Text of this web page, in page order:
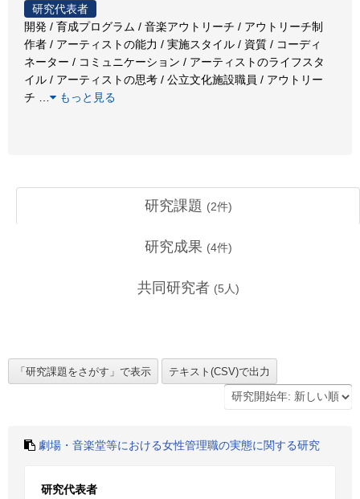
研究代表者
開発 / 育成プログラム / 音楽アウトリーチ / アウトリーチ制
作者 / アーティストの能力 / 実施スタイル / 資質 / コーディ
ネーター / コミュニケーション / アーティストのライフスタ
イル / アーティストの思考 / 公立文化施設職員 / アウトリー
チ
もっと見る
研究課題 (2件)
研究成果 (4件)
共同研究者 (5 人)
劇場・音楽堂等における女性管理職の実態に関する研究
研究代表者